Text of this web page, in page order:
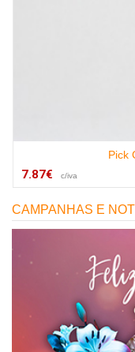
Pick
7.87€ c/iva
CAMPANHAS E